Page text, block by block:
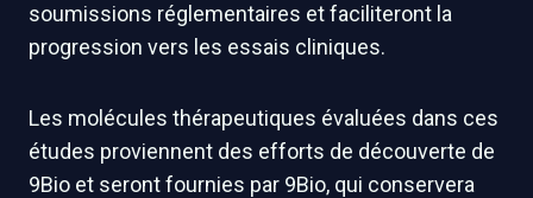
soumissions réglementaires et faciliteront la
progression vers les essais cliniques.
Les molécules thérapeutiques évaluées dans ces
études proviennent des efforts de découverte de
9Bio et seront fournies par 9Bio, qui conservera